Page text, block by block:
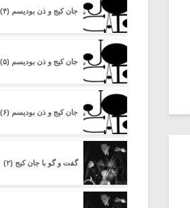
جان کیج و ذن بودیسم (۴)
جان کیج و ذن بودیسم (۵)
جان کیج و ذن بودیسم (۶)
گفت و گو با جان کیج (۲)